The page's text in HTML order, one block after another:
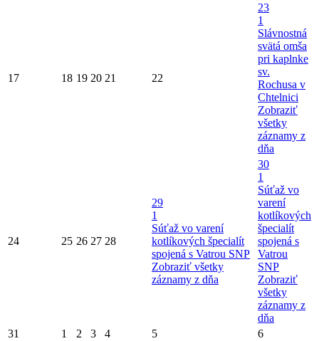
17 18 19 20 21 22
23
1
Slávnostná
svätá omša
pri kaplnke
sv.
Rochusa v
Chtelnici
Zobraziť
všetky
záznamy z
dňa
24 25 26 27 28
29
1
Súťaž vo varení
kotlíkových špecialít
spojená s Vatrou SNP
Zobraziť všetky
záznamy z dňa
30
1
Súťaž vo
varení
kotlíkových
špecialít
spojená s
Vatrou
SNP
Zobraziť
všetky
záznamy z
dňa
31
1 2 3 4 5 6